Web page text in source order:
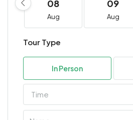
08
Aug
09
Aug
Tour Type
In Person
Time